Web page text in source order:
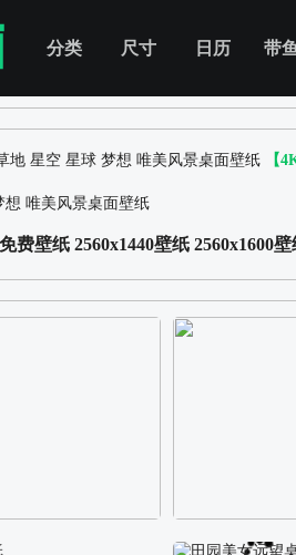
分类 尺寸 日历 带
地 星空 星球 梦想 唯美风景桌面壁纸 【
费壁纸 2560x1440壁纸 2560x1600壁
校园长发可爱